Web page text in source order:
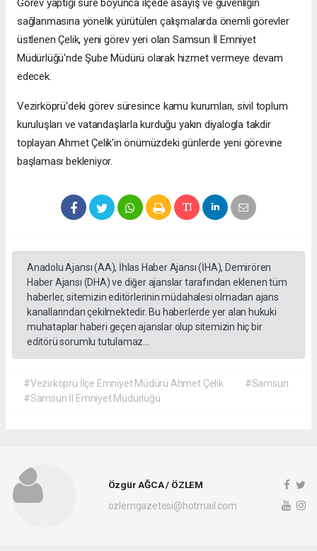
Görev yaptığı süre boyunca ilçede asayiş ve güvenliğin
sağlanmasına yönelik yürütülen çalışmalarda önemli görevler
üstlenen Çelik, yeni görev yeri olan Samsun İl Emniyet
Müdürlüğü'nde Şube Müdürü olarak hizmet vermeye devam
edecek.
Vezirköprü'deki görev süresince kamu kurumları, sivil toplum
kuruluşları ve vatandaşlarla kurduğu yakın diyalogla takdir
toplayan Ahmet Çelik'in önümüzdeki günlerde yeni görevine
başlaması bekleniyor.
Anadolu Ajansı (AA), İhlas Haber Ajansı (İHA), Demirören
Haber Ajansı (DHA) ve diğer ajanslar tarafından eklenen tüm
haberler, sitemizin editörlerinin müdahalesi olmadan ajans
kanallarından çekilmektedir. Bu haberlerde yer alan hukuki
muhataplar haberi geçen ajanslar olup sitemizin hiç bir
editörü sorumlu tutulamaz...
#Vezirköprü İlçe Emniyet Müdürü Ahmet Çelik
#Samsun
#Samsun İl Emniyet Müdürlüğü
Özgür AĞCA / ÖZLEM
ozlemgazetesi@hotmail.com